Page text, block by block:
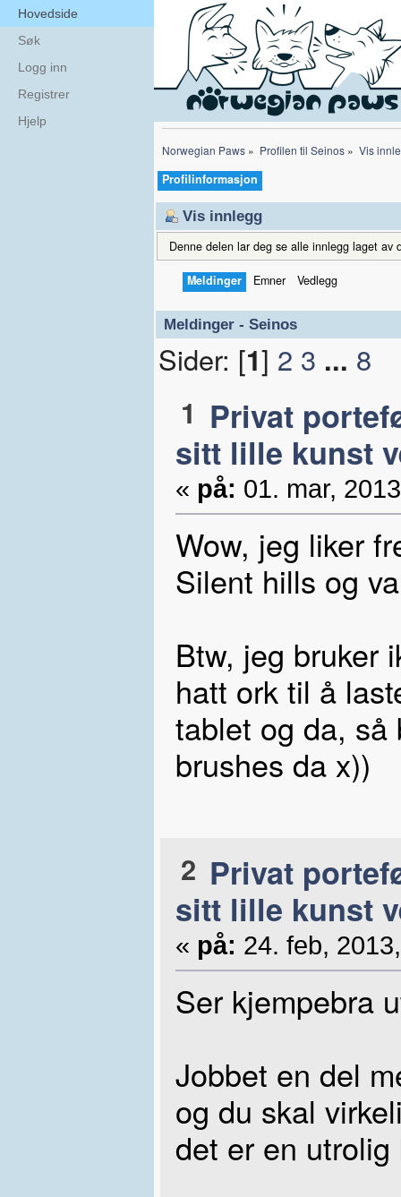
Hovedside
Søk
Logg inn
Registrer
Hjelp
Norwegian Paws » Profilen til Seinos» Vis
Profilinformasjon
Vis innlegg
Denne delen lar deg se alle innlegg laget
Meldinger Emner Vedlegg
Meldinger - Seinos
Sider: [1] 2 3 ... 8
1 Privat
sitt lille kunst
« på: 01. mar,
Wow, jeg liker
Silent hills og
Btw, jeg bruker
hatt ork til å
tablet og da, så
brushes da x))
2 Privat
sitt lille kunst
« på: 24. feb,
Ser kjempebra
Jobbet en del
og du skal
det er en